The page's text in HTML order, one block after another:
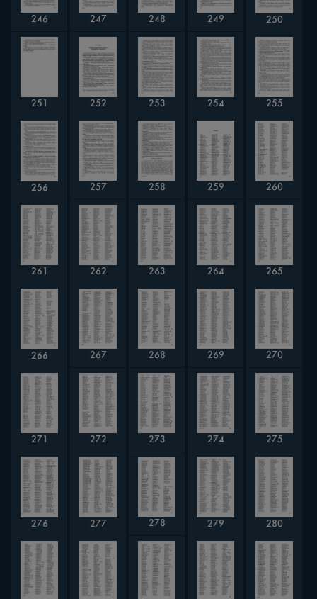
246 247 248 249 250
251 252 253 254 255
256 257 258 259 260
261 262 263 264 265
266 267 268 269 270
271 272 273 274 275
276 277 278 279 280